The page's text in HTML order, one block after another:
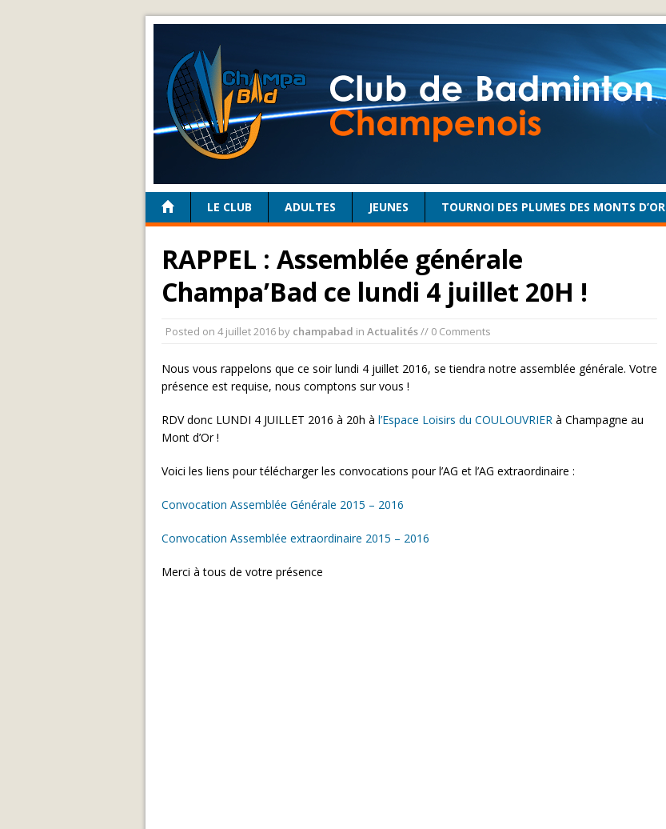
LE CLUB ADULTES JEUNES TOURNOI DES PLUMES DES MONTS D’OR
RAPPEL : Assemblée générale
Champa’Bad ce lundi 4 juillet 20H !
Posted on 4 juillet 2016 by champabad in Actualités// 0 Comments
Nous vous rappelons que ce soir lundi 4 juillet 2016, se tiendra notre assemblée générale. Votre
présence est requise, nous comptons sur vous !
RDV donc LUNDI 4 JUILLET 2016 à 20h à l’Espace Loisirs du COULOUVRIER à Champagne au
Mont d’Or !
Voici les liens pour télécharger les convocations pour l’AG et l’AG extraordinaire :
Convocation Assemblée Générale 2015 – 2016
Convocation Assemblée extraordinaire 2015 – 2016
Merci à tous de votre présence